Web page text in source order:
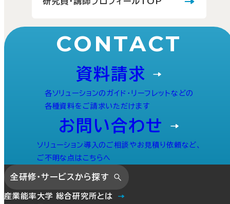
CONTACT
資料請求
各ソリューションのガイド・リーフレットなどの
各種資料をご請求いただけます
お問い合わせ
ソリューション導入のご相談やお見積り依頼など、
ご不明な点はこちらへ
全研修・サービスから探す
産業能率大学 総合研究所とは